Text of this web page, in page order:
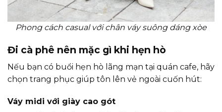
Phong cách casual với chân váy suông dáng xòe
Đi cà phê nên mặc gì khi hẹn hò
Nếu bạn có buổi hẹn hò lãng mạn tại quán cafe, hãy
chọn trang phục giúp tôn lên vẻ ngoài cuốn hút:
Váy midi với giày cao gót